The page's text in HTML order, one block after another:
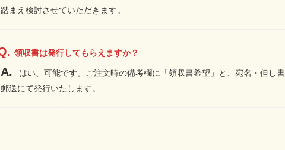
踏まえ検討させていただきます。
領収書は発行してもらえますか？
はい、可能です。ご注文時の備考欄に「領収書希望」と、宛名・但し
郵送にて発行いたします。